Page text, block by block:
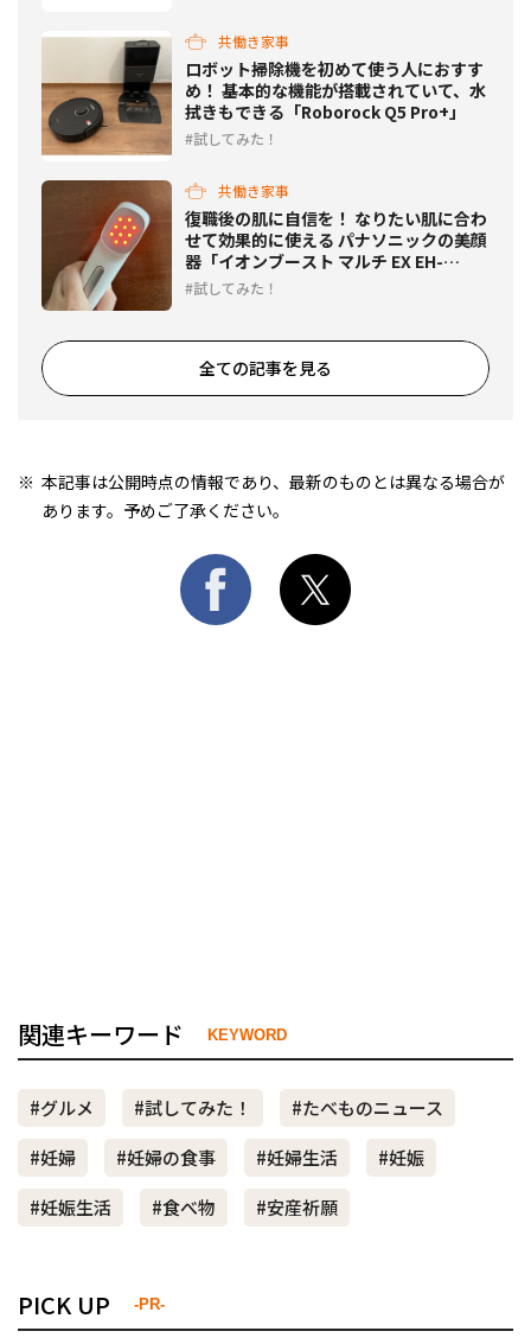
共働き家事
ロボット掃除機を初めて使う人におすす
め！ 基本的な機能が搭載されていて、水
拭きもできる「Roborock Q5 Pro+」
試してみた！
共働き家事
復職後の肌に自信を！ なりたい肌に合わ
せて効果的に使える パナソニックの美顔
器「イオンブースト マルチ EX EH-
SS85」
試してみた！
全ての記事を見る
本記事は公開時点の情報であり、最新のものとは異なる場合が
あります。予めご了承ください。
関連キーワード KEYWORD
#グルメ #試してみた！
#たべものニュース
#妊婦
#妊婦の食事 #妊婦生活
#妊娠
#妊娠生活
#食べ物 #安産祈願
PICK UP -PR-